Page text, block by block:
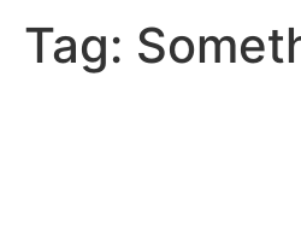
Tag: